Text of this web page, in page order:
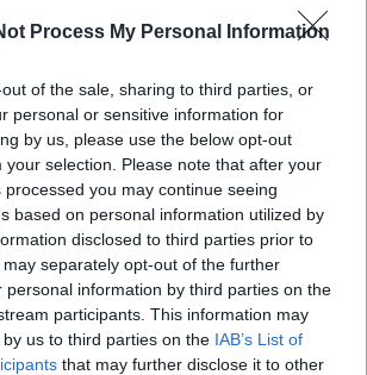
Process My Personal Information
of the sale, sharing to third parties, or
personal or sensitive information for
by us, please use the below opt-out
your selection. Please note that after your
you may continue seeing
based on personal information utilized by
disclosed to third parties prior to
separately opt-out of the further
personal information by third parties on the
participants. This information may
us to third parties on the IAB’s List of
that may further disclose it to other
súlyos
Szoledár
közölte, hogy a kelet-ukrajnai
körüli katonai hadműveletekben
el, és lendületet vett az
súlyos árat fizetett a